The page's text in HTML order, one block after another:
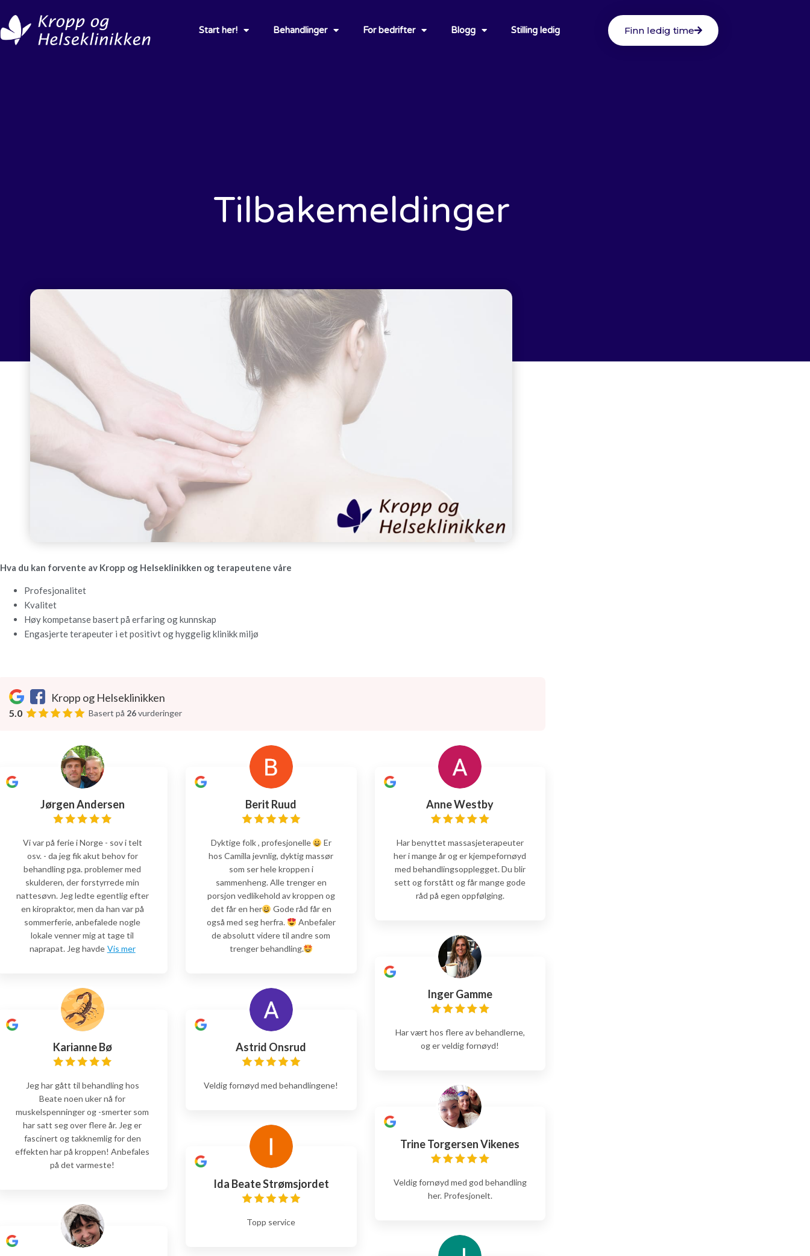
Start her! Behandlinger For bedrifter Blogg Stilling ledig Finn ledig time
Tilbakemeldinger
Hva du kan forvente av Kropp og Helseklinikken og terapeutene våre
Profesjonalitet
Kvalitet
Høy kompetanse basert på erfaring og kunnskap
Engasjerte terapeuter i et positivt og hyggelig klinikk miljø
Kropp og Helseklinikken
5.0 Basert på 26vurderinger
Jørgen Andersen
Vi var på ferie i Norge - sov i telt
osv. - da jeg fik akut behov for
behandling pga. problemer med
skulderen, der forstyrrede min
nattesøvn. Jeg ledte egentlig efter
en kiropraktor, men da han var på
sommerferie, anbefalede nogle
lokale venner mig at tage til
naprapat. Jeg havde Vis mer
Berit Ruud
Dyktige folk , profesjonelle
Er
hos Camilla jevnlig, dyktig massør
som ser hele kroppen i
sammenheng. Alle trenger en
porsjon vedlikehold av kroppen og
det får en her
Gode råd får en
også med seg herfra.
Anbefaler
de absolutt videre til andre som
trenger behandling.
Anne Westby
Har benyttet massasjeterapeuter
her i mange år og er kjempefornøyd
med behandlingsopplegget. Du blir
sett og forstått og får mange gode
råd på egen oppfølging.
Inger Gamme
Har vært hos flere av behandlerne,
og er veldig fornøyd!
Karianne Bø
Jeg har gått til behandling hos
Beate noen uker nå for
muskelspenninger og -smerter som
har satt seg over flere år. Jeg er
fascinert og takknemlig for den
effekten har på kroppen! Anbefales
på det varmeste!
Astrid Onsrud
Veldig fornøyd med behandlingene!
Trine Torgersen Vikenes
Veldig fornøyd med god behandling
her. Profesjonelt.
Ida Beate Strømsjordet
Topp service